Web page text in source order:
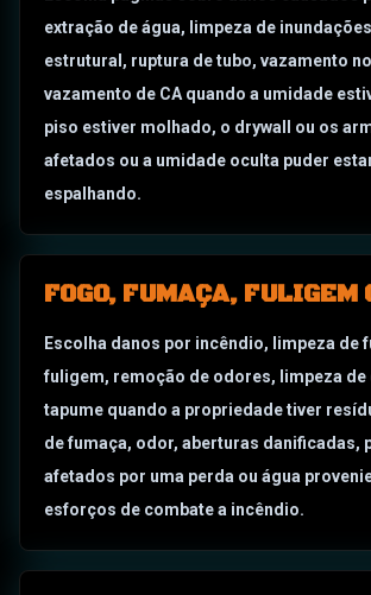
extração de água, limpeza de
estrutural, ruptura de tubo, vazamento
vazamento de CA quando a umidade
piso estiver molhado, o drywall ou os
afetados ou a umidade oculta puder
espalhando.
FOGO, FUMAÇA, FULIGEM
Escolha danos por incêndio, limpeza de
fuligem, remoção de odores, limpeza de
tapume quando a propriedade tiver
de fumaça, odor, aberturas danificadas,
afetados por uma perda ou água
esforços de combate a incêndio.